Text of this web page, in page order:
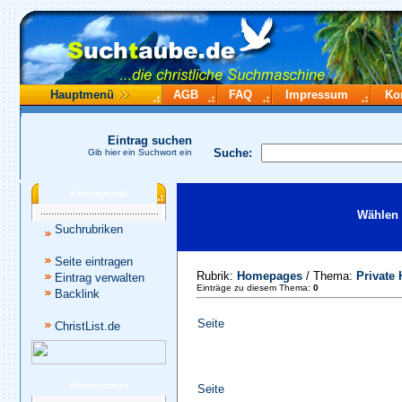
Hauptmenü AGB FAQ Impressum
Suche:
Eintrag suchen
Gib hier ein Suchwort ein
Katalogmenü
Suchrubriken
Seite eintragen
Eintrag verwalten
Backlink
ChristList.de
Werbepartner
Rubrik: Homepages / Thema: Private
Einträge zu diesem Thema: 0
Seite
Seite